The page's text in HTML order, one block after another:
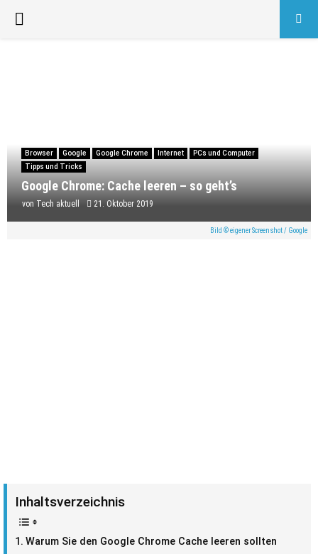
PRIMARY
Browser Google Google Chrome Internet
PCs und Computer
Tipps und Tricks
Google Chrome: Cache leeren – so geht’s
von Tech aktuell 21. Oktober 2019
Bild © eigener Screenshot / Google
Inhaltsverzeichnis
Warum Sie den Google Chrome Cache leeren sollten